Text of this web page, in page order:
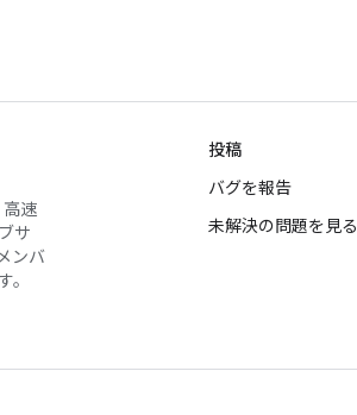
高速
サ
ンバ
投稿
バグを報告
未解決の問題を見る